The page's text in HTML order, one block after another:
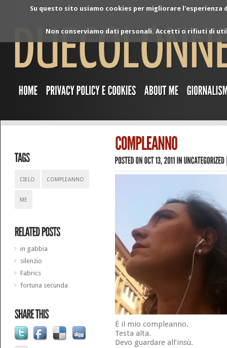
Su questo sito usiamo cookies per migliorare
Non conserviamo dati personali. Accetti o rifiuti di
CIELO COMPLEANNO
ME
in gabbia
silenzio
Fabrics
fortuna secunda
È il mio compleanno.
Testa alta.
Devo guardare all’insù.